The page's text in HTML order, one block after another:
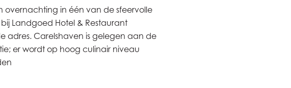
overnachting in één van de sfeervolle
Landgoed Hotel & Restaurant
adres. Carelshaven is gelegen aan de
er wordt op hoog culinair niveau